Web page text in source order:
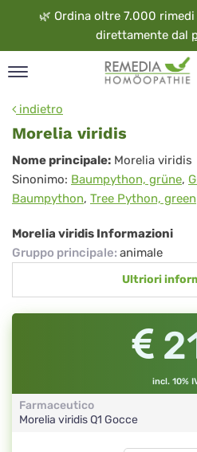
🌿 Ordina oltre 7.000
direttamente dal
indietro
Morelia viridis
Morelia
viridis
Nome principale: Morelia viridis
Sinonimo: Baumpython, grüne,
Baumpython, Tree Python, green
Morelia viridis Informazioni
Gruppo principale: animale
Ultriori
incl. 10%
Farmaceutico
Morelia viridisQ1 Gocce